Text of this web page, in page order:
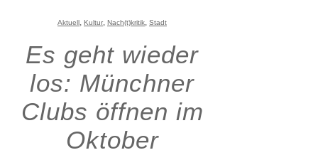
Aktuell Kultur Nach(t)kritik Stadt
Es geht wieder
los: Münchner
Clubs öffnen im
Oktober